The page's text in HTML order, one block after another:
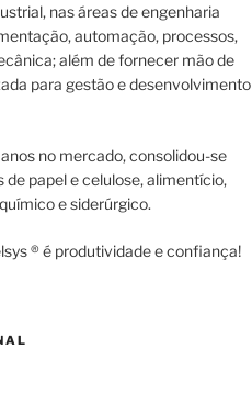
nas áreas de engenharia
automação, processos,
além de fornecer mão de
para gestão e desenvolvimento
no mercado, consolidou-se
de papel e celulose, alimentício,
e siderúrgico.
® é produtividade e confiança!